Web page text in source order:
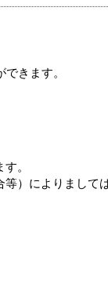
きます。
。
）によりまして